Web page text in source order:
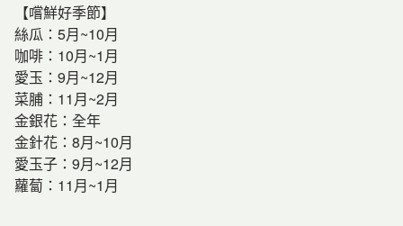
【嚐鮮好季節】
絲瓜：5月~10月
咖啡：10月~1月
愛玉：9月~12月
菜脯：11月~2月
金銀花：全年
金針花：8月~10月
愛玉子：9月~12月
蘿蔔：11月~1月